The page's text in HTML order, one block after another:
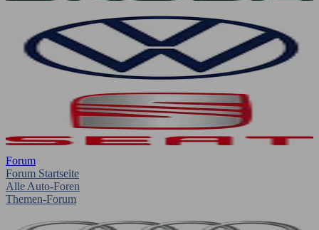
Forum
Forum Startseite
Alle Auto-Foren
Themen-Forum